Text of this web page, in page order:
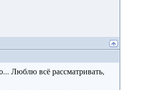
Люблю всё рассматривать,